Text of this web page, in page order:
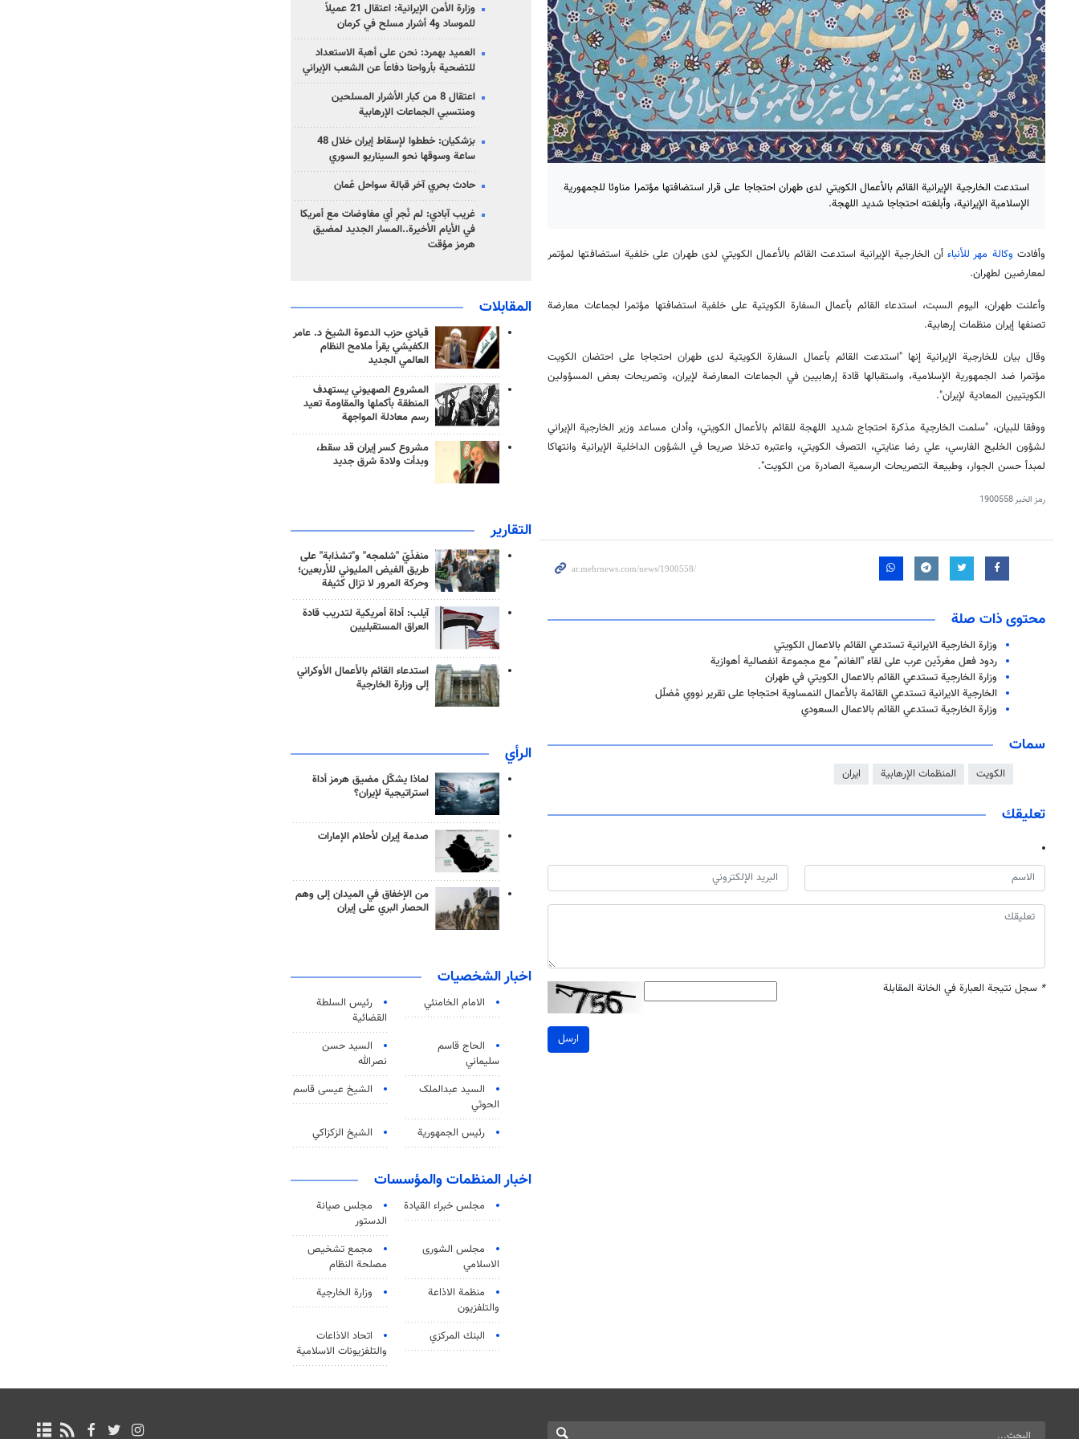
استدعت الخارجية الإيرانية القائم بالأعمال الكويتي لدى طهران احتجاجا على قرار استضافتها مؤتمرا مناوئا للجمهورية
الإسلامية الإيرانية، وأبلغته احتجاجا شديد اللهجة.
وأفادت وكالة مهر للأنباءأن الخارجية الإيرانية استدعت القائم بالأعمال الكويتي لدى طهران على خلفية استضافتها لمؤتمر
لمعارضين لطهران.
وأعلنت طهران، اليوم السبت، استدعاء القائم بأعمال السفارة الكويتية على خلفية استضافتها مؤتمرا لجماعات معارضة
تصنفها إيران منظمات إرهابية.
وقال بيان للخارجية الإيرانية إنها "استدعت القائم بأعمال السفارة الكويتية لدى طهران احتجاجا على احتضان الكويت
مؤتمرا ضد الجمهورية الإسلامية، واستقبالها قادة إرهابيين في الجماعات المعارضة لإيران، وتصريحات بعض المسؤولين
الكويتيين المعادية لإيران".
ووفقا للبيان، "سلمت الخارجية مذكرة احتجاج شديد اللهجة للقائم بالأعمال الكويتي، وأدان مساعد وزير الخارجية الإيراني
لشؤون الخليج الفارسي، علي رضا عنايتي، التصرف الكويتي، واعتبره تدخلا صريحا في الشؤون الداخلية الإيرانية وانتهاكا
لمبدأ حسن الجوار، وطبيعة التصريحات الرسمية الصادرة من الكويت".
رمز الخبر1900558
محتوى ذات صلة
وزارة الخارجية الايرانية تستدعي القائم بالاعمال الكويتي
ردود فعل مغردّين عرب على لقاء "الغانم" مع مجموعة انفصالية أهوازية
وزارة الخارجية تستدعي القائم بالاعمال الكويتي في طهران
الخارجية الايرانية تستدعي القائمة بالأعمال النمساوية احتجاجا على تقرير نووي مُضلّل
وزارة الخارجية تستدعي القائم بالاعمال السعودي
سمات
الكويت المنظمات الإرهابية ايران
تعليقك
* سجل نتيجة العبارة في الخانة المقابلة
ارسل
وزارة الأمن الإيرانية: اعتقال 21 عميلاً
للموساد و4 أشرار مسلح في كرمان
العميد بهمرد: نحن على أهبة الاستعداد
للتضحية بأرواحنا دفاعاً عن الشعب الإيراني
اعتقال 8 من كبار الأشرار المسلحين
ومنتسبي الجماعات الإرهابية
بزشكيان: خططوا لإسقاط إيران خلال 48
ساعة وسوقها نحو السيناريو السوري
حادث بحري آخر قبالة سواحل عُمان
غريب آبادي: لم نُجرِ أي مفاوضات مع أمريكا
في الأيام الأخيرة..المسار الجديد لمضيق
هرمز مؤقت
المقابلات
قيادي حزب الدعوة الشيخ د. عامر
الكفيشي يقرأ ملامح النظام
العالمي الجديد
المشروع الصهيوني يستهدف
المنطقة بأكملها والمقاومة تعيد
رسم معادلة المواجهة
مشروع كسر إيران قد سقط،
وبدأت ولادة شرق جديد
التقارير
منفذَيّ "شلمجه" و"تشذابة" على
طريق الفيض المليوني للأربعين؛
وحركة المرور لا تزال كثيفة
آيلب: أداة أمريكية لتدريب قادة
العراق المستقبليين
استدعاء القائم بالأعمال الأوكراني
إلى وزارة الخارجية
الرأي
لماذا يشكّل مضيق هرمز أداة
استراتيجية لإيران؟
صدمة إيران لأحلام الإمارات
من الإخفاق في الميدان إلى وهم
الحصار البري على إيران
اخبار الشخصيات
الامام الخامنئي
رئیس السلطة
القضائیة
الحاج قاسم
سليماني
السيد حسن
نصرالله
السید عبدالملک
الحوثي
الشيخ عيسى قاسم
رئيس الجمهورية الشيخ الزكزاكي
اخبار المنظمات والمؤسسات
مجلس خبراء القيادة
مجلس صيانة
الدستور
مجلس الشورى
الاسلامي
مجمع تشخيص
مصلحة النظام
منظمة الاذاعة
والتلفزیون
وزارة الخارجية
البنك المركزي
اتحاد الاذاعات
والتلفزيونات الاسلامية